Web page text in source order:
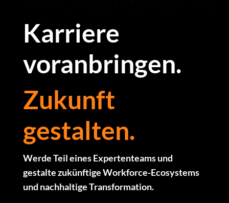
Karriere
voranbringen.
Zukunft
gestalten.
Werde Teil eines Expertenteams und
gestalte zukünftige Workforce-Ecosystems
und nachhaltige Transformation.